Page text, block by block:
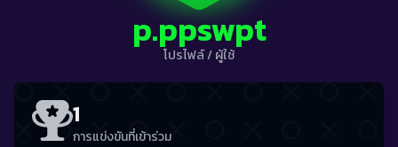
p.ppswpt
โปรไฟล์/ผู้ใช้
1
การแข่งขันที่เข้าร่วม